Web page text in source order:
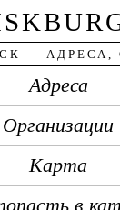
— АДРЕСА,
Адреса
Организации
Карта
в